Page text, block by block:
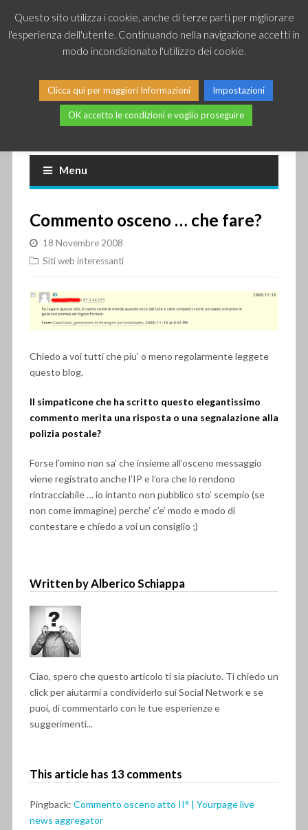
Piccole news dal mondo IT
Menu
Commento osceno … che fare?
18 Novembre 2008
Siti web interessanti
Chiedo a voi tutti che piu’ o meno regolarmente leggete
questo blog.
Il simpaticone che ha scritto questo elegantissimo
commento merita una risposta o una segnalazione alla
polizia postale?
Forse l’omino non sa’ che insieme all’osceno messaggio
viene registrato anche l’IP e l’ora che lo rendono
rintracciabile … io intanto non pubblico sto’ scempio (se
non come immagine) perche’ c’e’ modo e modo di
contestare e chiedo a voi un consiglio ;)
Written by Alberico Schiappa
Ciao, spero che questo articolo ti sia piaciuto. Ti chiedo un
click per aiutarmi a condividerlo sui Social Network e se
puoi, di commentarlo con le tue esperienze e
suggerimenti...
This article has 13 comments
Pingback: Commento osceno atto II° | Yourpage live
news aggregator
Questo sito utilizza i cookie, anche di terze parti per migliorare
l'esperienza dell'utente. Continuando nella navigazione accetti in
modo incondizionato l'utilizzo dei cookie.
Clicca qui per maggiori Informazioni Impostazioni
OK accetto le condizioni e voglio proseguire